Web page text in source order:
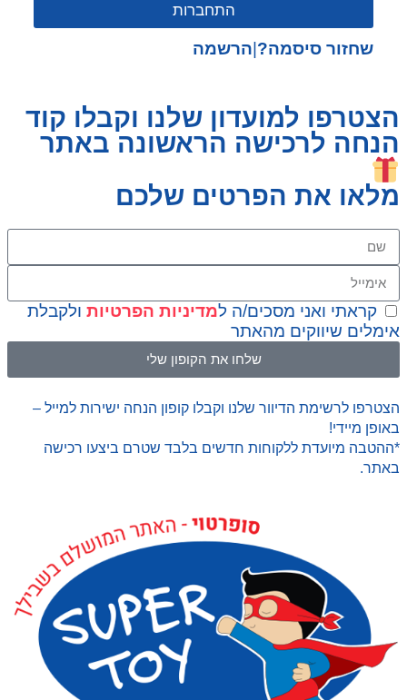
התחברות
שחזור סיסמה? הרשמה
הצטרפו למועדון שלנו וקבלו קוד
הנחה לרכישה הראשונה באתר
מלאו את הפרטים שלכם
קראתי ואני מסכים/ה למדיניות הפרטיות ולקבלת
אימלים שיווקים מהאתר
שלחו את הקופון שלי
הצטרפו לרשימת הדיוור שלנו וקבלו קופון הנחה ישירות למייל –
באופן מיידי!
*ההטבה מיועדת ללקוחות חדשים בלבד שטרם ביצעו רכישה
באתר.